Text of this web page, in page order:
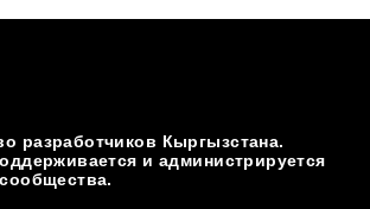
разработчиков Кыргызстана.
и администрируется